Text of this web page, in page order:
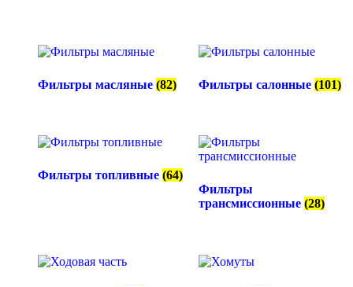
Фильтры масляные (82) Фильтры салонные (101)
Фильтры топливные (64)
Фильтры
трансмиссионные (28)